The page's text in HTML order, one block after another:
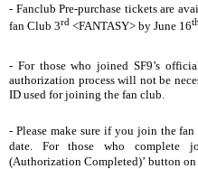
- Fanclub Pre-purchase tickets are
fan Club 3rd <FANTASY> by June 16th
- For those who joined SF9’s
authorization process will not be
ID used for joining the fan club.
- Please make sure if you join the
date. For those who complete
(Authorization Completed)’ button